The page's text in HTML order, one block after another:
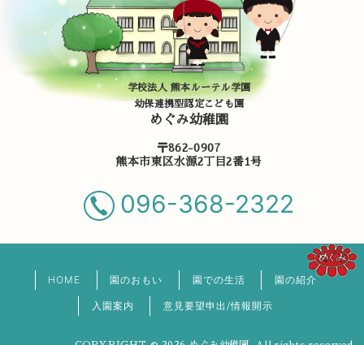
学校法人 熊本ルーテル学園
幼保連携型認定こども園
めぐみ幼稚園
〒862-0907
熊本市東区水源2丁目2番1号
096-368-2322
HOME 園のおもい 園での生活 園の紹介
入園案内 意見要望申出/情報開示